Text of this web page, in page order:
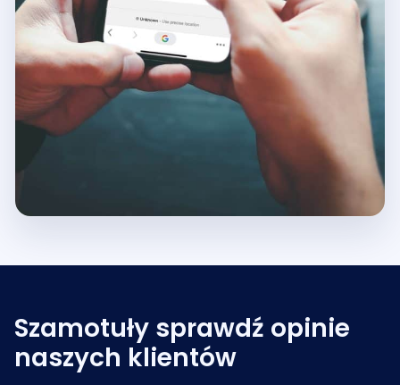
Szamotuły sprawdź opinie
naszych klientów